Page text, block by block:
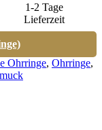
1-2 Tage
Lieferzeit
Ohrringe, Ohrringe,